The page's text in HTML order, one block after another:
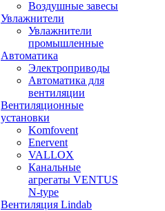
Воздушные завесы
Увлажнители
Увлажнители
промышленные
Автоматика
Электроприводы
Автоматика для
вентиляции
Вентиляционные
установки
Komfovent
Enervent
VALLOX
Канальные
агрегаты VENTUS
N-type
Вентиляция Lindab